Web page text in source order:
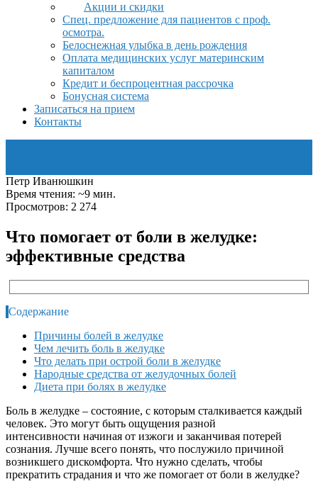
Акции и скидки
Спец. предложение для пациентов с проф.
осмотра.
Белоснежная улыбка в день рождения
Оплата медицинских услуг материнским
капиталом
Кредит и беспроцентная рассрочка
Бонусная система
Записаться на прием
Контакты
Петр Иванюшкин
Время чтения: ~9 мин.
Просмотров: 2 274
Что помогает от боли в желудке:
эффективные средства
Содержание
Причины болей в желудке
Чем лечить боль в желудке
Что делать при острой боли в желудке
Народные средства от желудочных болей
Диета при болях в желудке
Боль в желудке – состояние, с которым сталкивается каждый
человек. Это могут быть ощущения разной
интенсивности начиная от изжоги и заканчивая потерей
сознания. Лучше всего понять, что послужило причиной
возникшего дискомфорта. Что нужно сделать, чтобы
прекратить страдания и что же помогает от боли в желудке?